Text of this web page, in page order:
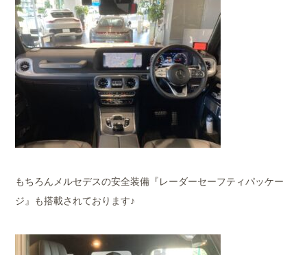
もちろんメルセデスの安全装備『レーダーセーフティパッケー
ジ』も搭載されております♪